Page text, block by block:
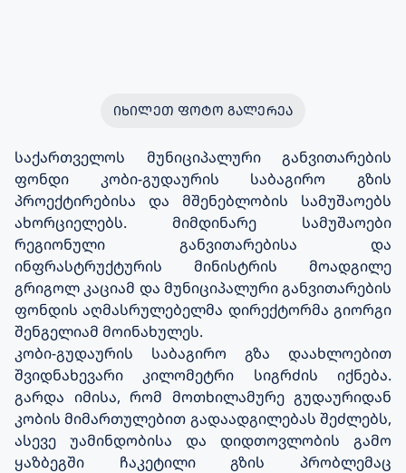
ᲘᲮᲘᲚᲔᲗ ᲤᲝᲢᲝ ᲒᲐᲚᲔᲠᲔᲐ
საქართველოს მუნიციპალური განვითარების
ფონდი კობი-გუდაურის საბაგირო გზის
პროექტირებისა და მშენებლობის სამუშაოებს
ახორციელებს. მიმდინარე სამუშაოები
რეგიონული განვითარებისა და
ინფრასტრუქტურის მინისტრის მოადგილე
გრიგოლ კაციამ და მუნიციპალური განვითარების
ფონდის აღმასრულებელმა დირექტორმა გიორგი
შენგელიამ მოინახულეს.
კობი-გუდაურის საბაგირო გზა დაახლოებით
შვიდნახევარი კილომეტრი სიგრძის იქნება.
გარდა იმისა, რომ მოთხილამურე გუდაურიდან
კობის მიმართულებით გადაადგილებას შეძლებს,
ასევე უამინდობისა და დიდთოვლობის გამო
ყაზბეგში ჩაკეტილი გზის პრობლემაც